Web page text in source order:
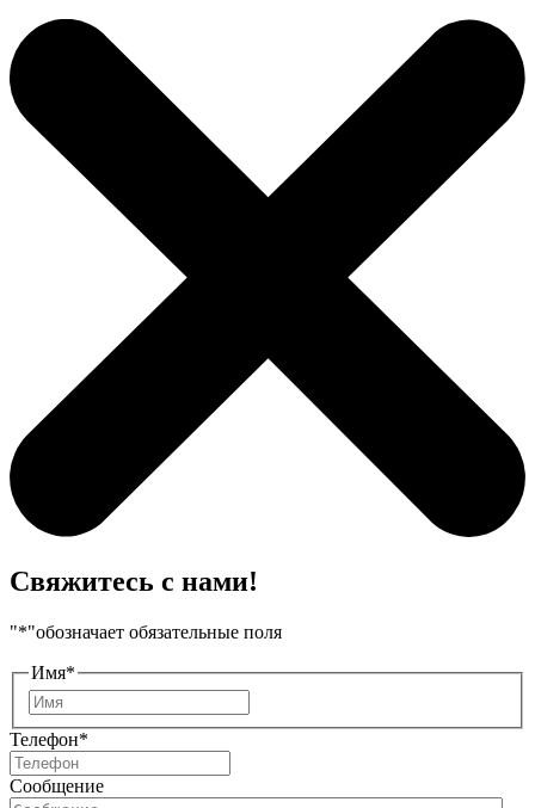
Свяжитесь с нами!
"*"обозначает обязательные поля
Имя*
Телефон*
Сообщение